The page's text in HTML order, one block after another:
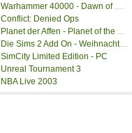
Warhammer 40000 - Dawn of War - Winter Assault Add On
Conflict: Denied Ops
Planet der Affen - Planet of the Apes
Die Sims 2 Add On - Weihnachts Pack
SimCity Limited Edition - PC
Unreal Tournament 3
NBA Live 2003